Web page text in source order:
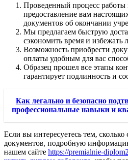
Проведенный процесс работы
предоставление вам
документов об окончании
Мы предлагаем быструю
сэкономить время и избежать
Возможность приобрести
оплаты удобным для вас
Образец прошел все этапы
гарантирует подлинность и
Как легально и безопасно
профессиональные навыки и
Если вы интересуетесь тем, сколько
документов, подробную
нашем сайте https://premialnie-